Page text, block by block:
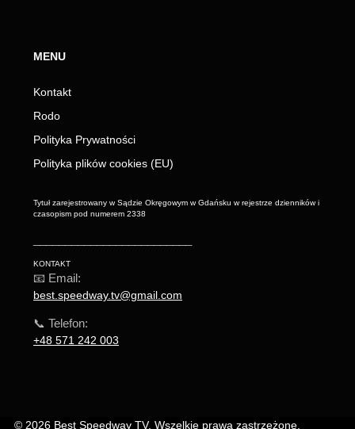
MENU
Kontakt
Rodo
Polityka Prywatności
Polityka plików cookies (EU)
Tytuł zarejestrowany w Sądzie Okręgowym w Gdańsku w rejestrze dzienników i
czasopism pod numerem 2338
KONTAKT
📧 Email:
best.speedway.tv@gmail.com
📞 Telefon:
+48 571 242 003
© 2026 Best Speedway TV. Wszelkie prawa zastrzeżone.